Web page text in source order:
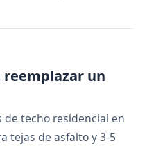
un
de techo residencial en
tejas de asfalto y 3-5